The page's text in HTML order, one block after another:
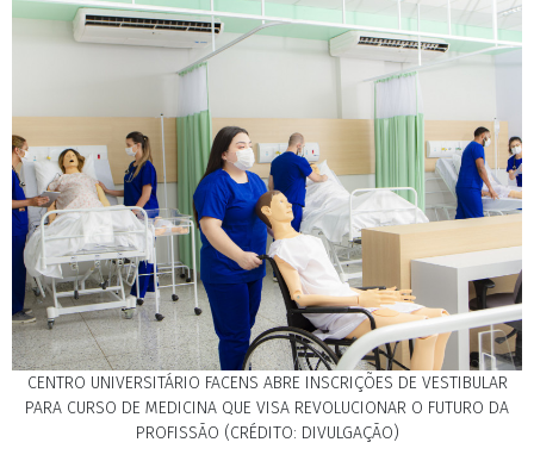
CENTRO UNIVERSITÁRIO FACENS ABRE INSCRIÇÕES DE VESTIBULAR
PARA CURSO DE MEDICINA QUE VISA REVOLUCIONAR O FUTURO DA
PROFISSÃO (CRÉDITO: DIVULGAÇÃO)